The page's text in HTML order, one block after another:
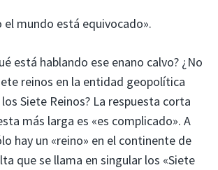
mundo está equivocado».
está hablando ese enano calvo? ¿No
reinos en la entidad geopolítica
Siete Reinos? La respuesta corta
más larga es «es complicado». A
hay un «reino» en el continente de
que se llama en singular los «Siete